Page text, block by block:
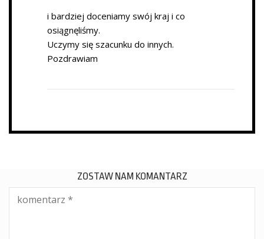
i bardziej doceniamy swój kraj i co
osiągnęliśmy.
Uczymy się szacunku do innych.
Pozdrawiam
ZOSTAW NAM KOMANTARZ